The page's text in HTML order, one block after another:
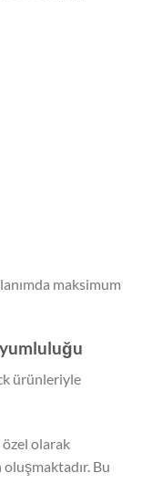
maksimum
ürünleriyle
olarak
Bu